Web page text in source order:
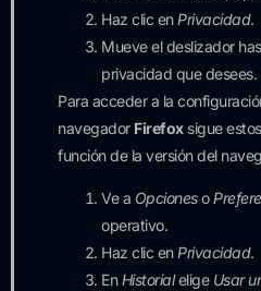
Haz clic enPrivacidad.
Mueve el deslizador
privacidad que desees.
Para acceder a la
navegador Firefoxsigue
función de la versión del
Ve a Opcioneso
operativo.
Haz clic enPrivacidad.
EnHistorialelige Usar